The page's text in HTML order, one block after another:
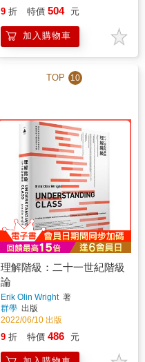
9 折 特價 504 元
加入購物車
TOP 10
理解階級：二十一世紀階級
論
Erik Olin Wright著
群學 出版
2022/06/10 出版
9 折 特價 486 元